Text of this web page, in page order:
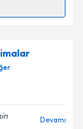
takvimi
almanız
Devamı